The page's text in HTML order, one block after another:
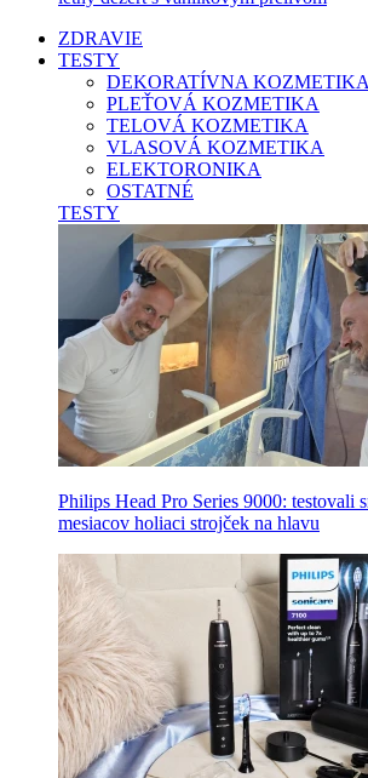
ZDRAVIE
TESTY
DEKORATÍVNA KOZMETIKA
PLEŤOVÁ KOZMETIKA
TELOVÁ KOZMETIKA
VLASOVÁ KOZMETIKA
ELEKTORONIKA
OSTATNÉ
TESTY
Philips Head Pro Series 9000: testovali
mesiacov holiaci strojček na hlavu